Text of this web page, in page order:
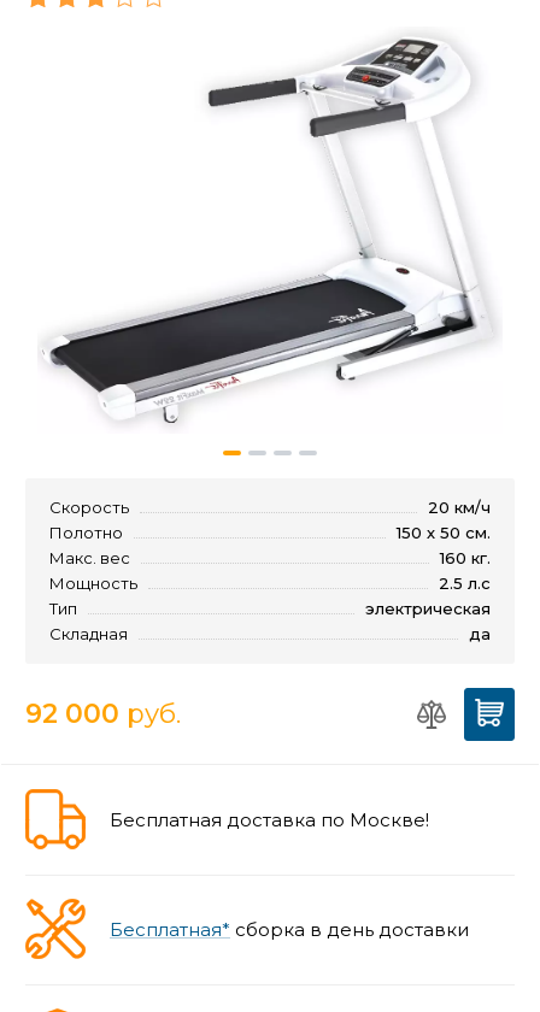
Скорость
20 км/ч
Полотно
150 х 50 см.
Макс. вес
160 кг.
Мощность
2.5 л.с
Тип
электрическая
Складная
да
92 000 руб.
Бесплатная доставка по Москве!
Бесплатная* сборка в день доставки